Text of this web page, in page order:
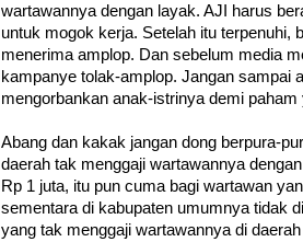
wartawannya dengan layak. AJI harus
untuk mogok kerja. Setelah itu terpenuhi,
menerima amplop. Dan sebelum media
kampanye tolak-amplop. Jangan sampai
mengorbankan anak-istrinya demi
Abang dan kakak jangan dong berpura-
daerah tak menggaji wartawannya
Rp 1 juta, itu pun cuma bagi wartawan
sementara di kabupaten umumnya tidak
yang tak menggaji wartawannya di